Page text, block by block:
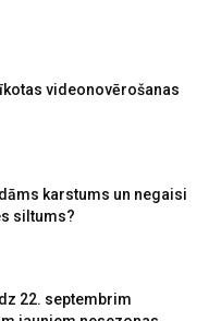
videonovērošanas
karstums un negaisi
siltums?
22. septembrim